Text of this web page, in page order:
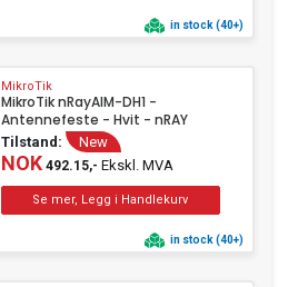
in stock (40+)
MikroTik
MikroTik nRayAIM-DH1 -
Antennefeste - Hvit - nRAY
Tilstand: New
NOK492.15,- Ekskl. MVA
in stock (40+)